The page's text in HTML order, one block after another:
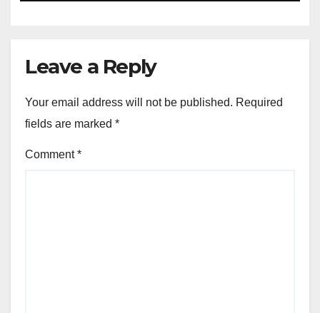
Leave a Reply
Your email address will not be published. Required
fields are marked *
Comment*